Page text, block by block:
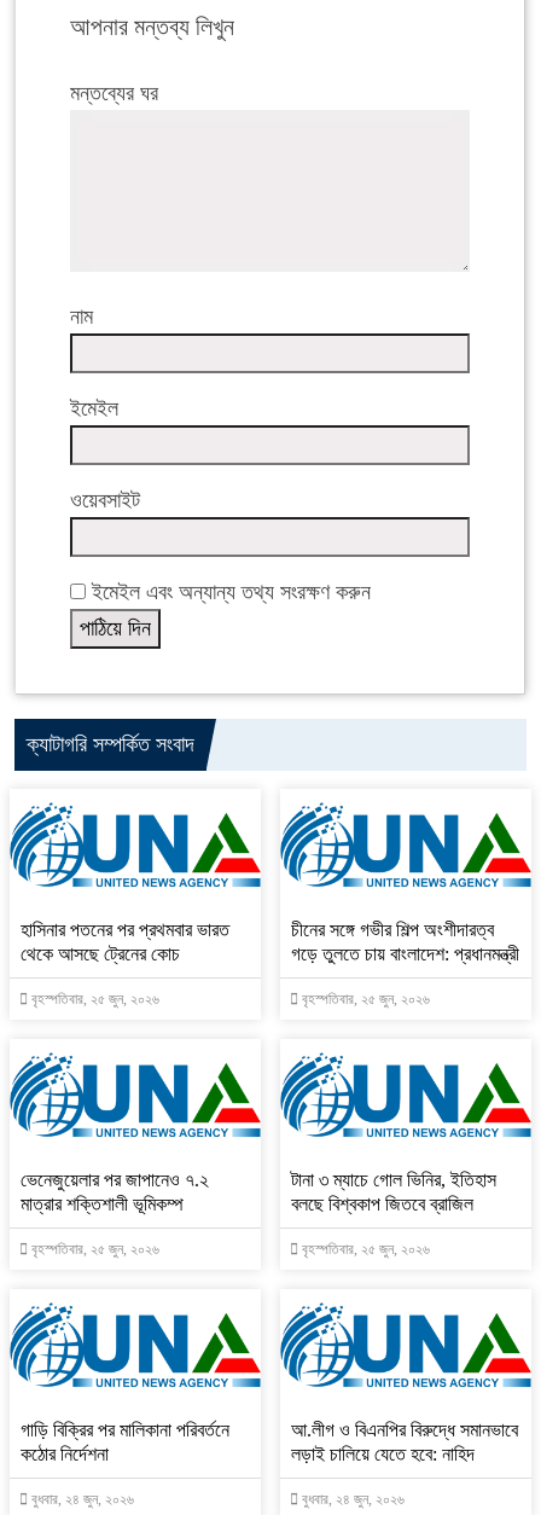
আপনার মন্তব্য লিখুন
মন্তব্যের ঘর
নাম
ইমেইল
ওয়েবসাইট
ইমেইল এবং অন্যান্য তথ্য সংরক্ষণ করুন
ক্যাটাগরি সম্পর্কিত সংবাদ
হাসিনার পতনের পর প্রথমবার ভারত
থেকে আসছে ট্রেনের কোচ
বৃহস্পতিবার, ২৫ জুন, ২০২৬
চীনের সঙ্গে গভীর শিল্প অংশীদারত্ব
গড়ে তুলতে চায় বাংলাদেশ: প্রধানমন্ত্রী
বৃহস্পতিবার, ২৫ জুন, ২০২৬
ভেনেজুয়েলার পর জাপানেও ৭.২
মাত্রার শক্তিশালী ভূমিকম্প
বৃহস্পতিবার, ২৫ জুন, ২০২৬
টানা ৩ ম্যাচে গোল ভিনির, ইতিহাস
বলছে বিশ্বকাপ জিতবে ব্রাজিল
বৃহস্পতিবার, ২৫ জুন, ২০২৬
গাড়ি বিক্রির পর মালিকানা পরিবর্তনে
কঠোর নির্দেশনা
বুধবার, ২৪ জুন, ২০২৬
আ.লীগ ও বিএনপির বিরুদ্ধে সমানভাবে
লড়াই চালিয়ে যেতে হবে: নাহিদ
বুধবার, ২৪ জুন, ২০২৬